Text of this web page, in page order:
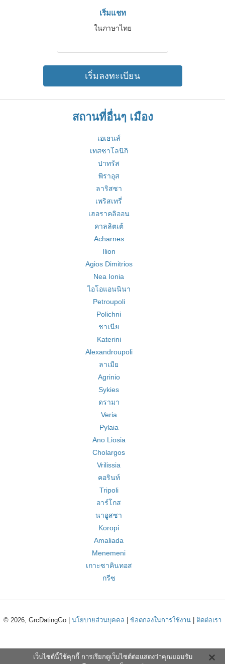
เริ่มแชท
ในภาษาไทย
เริ่มลงทะเบียน
สถานที่อื่นๆ เมือง
เอเธนส์
เทสซาโลนิกิ
ปาทรัส
พิราอุส
ลาริสซา
เพริสเทรี่
เฮอราคลิออน
คาลลิตเต้
Acharnes
Ilion
Agios Dimitrios
Nea Ionia
ไอโอแอนนินา
Petroupoli
Polichni
ชาเนีย
Katerini
Alexandroupoli
ลาเมีย
Agrinio
Sykies
ดรามา
Veria
Pylaia
Ano Liosia
Cholargos
Vrilissia
คอรินท์
Tripoli
อาร์โกส
นาอูสซา
Koropi
Amaliada
Menemeni
เกาะซาคินทอส
กรีซ
© 2026, GrcDatingGo | นโยบายส่วนบุคคล ข้อตกลงในการใช้งาน ติดต่อเรา
เว็บไซต์นี้ใช้คุกกี้ การเรียกดูเว็บไซต์ต่อแสดงว่าคุณยอมรับ